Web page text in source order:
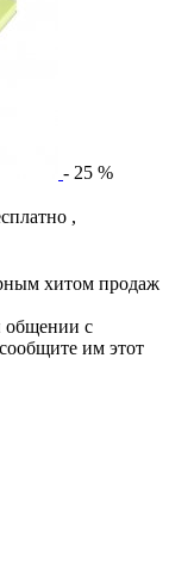
- 25 %
,
хитом продаж
с
им этот